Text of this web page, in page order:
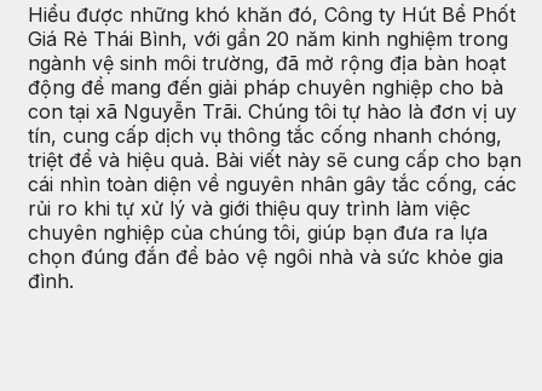
Hiểu được những khó khăn đó, Công ty Hút Bể Phốt
Giá Rẻ Thái Bình, với gần 20 năm kinh nghiệm trong
ngành vệ sinh môi trường, đã mở rộng địa bàn hoạt
động để mang đến giải pháp chuyên nghiệp cho bà
con tại xã Nguyễn Trãi. Chúng tôi tự hào là đơn vị uy
tín, cung cấp dịch vụ thông tắc cống nhanh chóng,
triệt để và hiệu quả. Bài viết này sẽ cung cấp cho bạn
cái nhìn toàn diện về nguyên nhân gây tắc cống, các
rủi ro khi tự xử lý và giới thiệu quy trình làm việc
chuyên nghiệp của chúng tôi, giúp bạn đưa ra lựa
chọn đúng đắn để bảo vệ ngôi nhà và sức khỏe gia
đình.